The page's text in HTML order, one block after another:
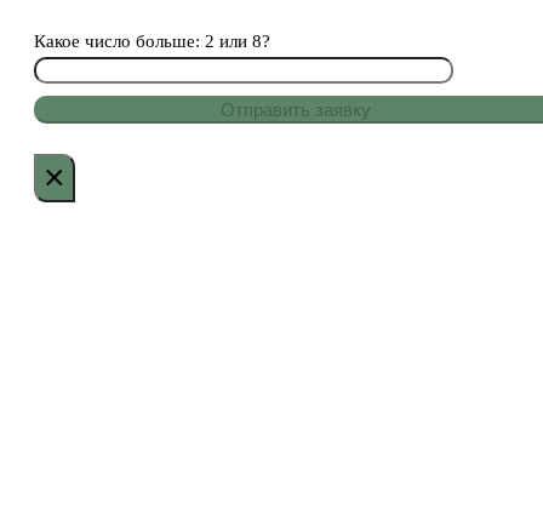
Какое число больше: 2 или 8?
×